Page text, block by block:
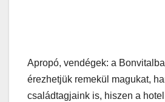
Apropó, vendégek: a
érezhetjük remekül magukat,
családtagjaink is, hiszen a